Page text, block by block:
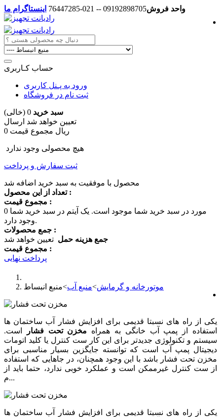
واحد فروش09192898705 -- 021-76447285 اینستاگرام ما
حساب کـاربری
ورود به پـنل کاربری
ثبت نام در فروشگاه
سبد خرید 0 (خالی)
تعیین خواهد شد ارسال
0 ریال مجموع قیمت
هیچ محصولی وجود ندارد
ثبت سفارش و پرداخت
محصول با موفقیت به سبد خرید اضافه شد
تعداد از این محصول :
مجموع قیمت :
0
مورد در سبد خرید شما موجود است. یک آیتم در سبد خرید شما
وجود دارد.
جمع محصولات :
جمع هزینه حمل تعیین خواهد شد
مجموع قیمت :
پرداخت نهایی
موتورخانه و گرمایش>منبع آب>منبع انبساط
یکی از راه های نسبتا قدیمی برای افزایش فشار آب ساختمان ها
استفاده از پمپ آب خانگی به همراه مخزن تحت فشار
است.
سیستم و تکنولوژی جدیدتر برای این کار ست کنترل یا کلید اتومات
دیجیتال پمپ آب است که توانسته جایگزین بسیار مناسبی برای
مخزن تحت فشار باشد با این وجود همچنان، در جاهایی که استفاده
از ست کنترل غیرممکن است و عملکرد خوبی ندارد، حتما باید از
م...
یکی از راه های نسبتا قدیمی برای افزایش فشار آب ساختمان ها